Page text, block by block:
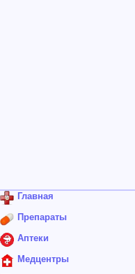
Главная
Препараты
Аптеки
Медцентры